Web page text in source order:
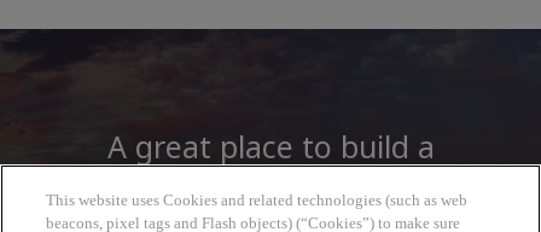
A great place to build a
career
This website uses Cookies and related technologies (such as web
beacons, pixel tags and Flash objects) (“Cookies”) to make sure